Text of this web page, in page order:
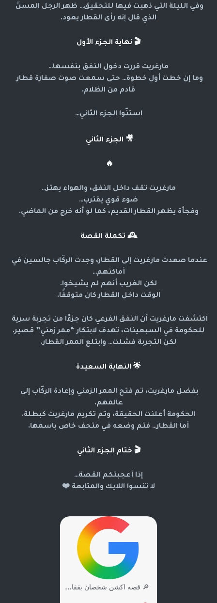
الذي قال إنه رأى القطار يعود.
🎬 نهاية الجزء الأول
مارغريت قررت دخول النفق بنفسها…
وما إن خطت أول خطوة… حتى سمعت صوت صفارة قطار
قادم من الظلام.
استنّوا الجزء الثاني…
🎥 الجزء الثاني
🔥
مارغريت تقف داخل النفق، والهواء يهتز…
ضوء قوي يقترب…
وفجأة يظهر القطار القديم، كما لو أنه خرج من الماضي.
🕰️ تكملة القصة
أماكنهم…
لكن الغريب أنهم لم يشيخوا.
الوقت داخل القطار كان متوقفًا.
للحكومة في السبعينات، تهدف لابتكار “ممر زمني” قصير.
لكن التجربة فشلت… وابتلع الممر القطار.
🌟 النهاية السعيدة
عالمهم.
الحكومة أعلنت الحقيقة، وتم تكريم مارغريت كبطلة.
أما القطار… فتم وضعه في متحف خاص باسمها.
🎬 ختام الجزء الثاني
إذا أعجبتكم القصة…
لا تنسوا اللايك والمتابعة ❤️